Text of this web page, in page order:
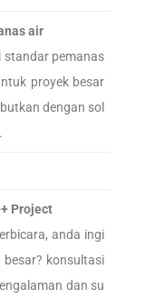
air
standar pemanas
proyek besar
dengan sol
Project
anda ingi
konsultasi
dan su